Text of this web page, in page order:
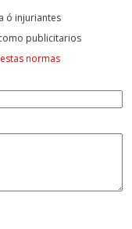
ó injuriantes
publicitarios
normas